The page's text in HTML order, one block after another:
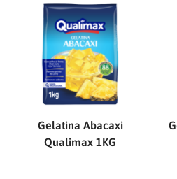
Gelatina Abacaxi
Qualimax 1KG